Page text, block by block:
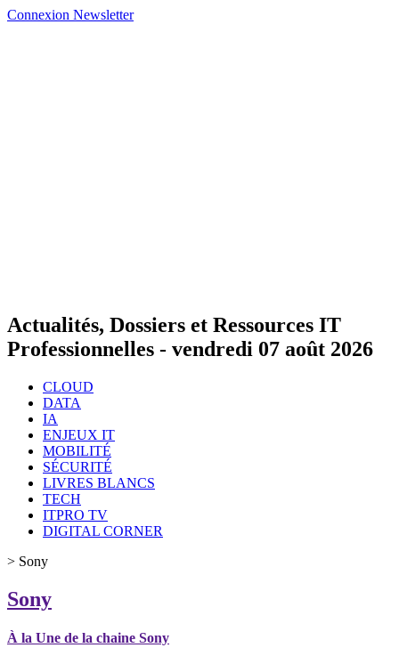
Connexion Newsletter
Actualités, Dossiers et Ressources IT
Professionnelles - vendredi 07 août 2026
CLOUD
DATA
IA
ENJEUX IT
MOBILITÉ
SÉCURITÉ
LIVRES BLANCS
TECH
ITPRO TV
DIGITAL CORNER
> Sony
Sony
À la Une de la chaine Sony